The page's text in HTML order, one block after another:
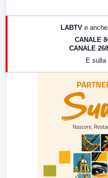
17:00
LABTV e
CANALE
CANALE 268
E sulla